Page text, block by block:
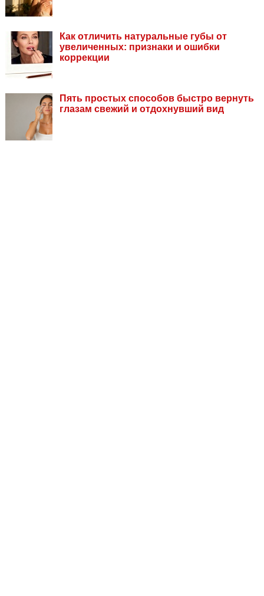
Как отличить натуральные губы от
увеличенных: признаки и ошибки
коррекции
Пять простых способов быстро вернуть
глазам свежий и отдохнувший вид